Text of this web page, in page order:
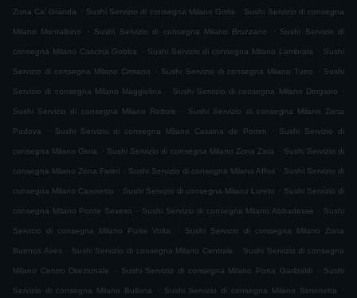
Zona Ca' Granda . Sushi Servizio di consegna Milano Gorla . Sushi Servizio di consegna
Milano Montalbino . Sushi Servizio di consegna Milano Bruzzano . Sushi Servizio di
consegna Milano Cascina Gobba . Sushi Servizio di consegna Milano Lambrate . Sushi
Servizio di consegna Milano Cimiano . Sushi Servizio di consegna Milano Turro . Sushi
Servizio di consegna Milano Maggiolina . Sushi Servizio di consegna Milano Dergano .
Sushi Servizio di consegna Milano Rottole . Sushi Servizio di consegna Milano Zona
Padova . Sushi Servizio di consegna Milano Cassina de Pomm . Sushi Servizio di
consegna Milano Gioia . Sushi Servizio di consegna Milano Zona Zara . Sushi Servizio di
consegna Milano Zona Farini . Sushi Servizio di consegna Milano Affori . Sushi Servizio di
consegna Milano Casoretto . Sushi Servizio di consegna Milano Loreto . Sushi Servizio di
consegna Milano Ponte Seveso . Sushi Servizio di consegna Milano Abbadesse . Sushi
Servizio di consegna Milano Porta Volta . Sushi Servizio di consegna Milano Zona
Buenos Aires . Sushi Servizio di consegna Milano Centrale . Sushi Servizio di consegna
Milano Centro Direzionale . Sushi Servizio di consegna Milano Porta Garibaldi . Sushi
Servizio di consegna Milano Bullona . Sushi Servizio di consegna Milano Simonetta .